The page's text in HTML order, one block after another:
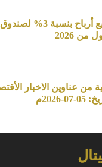
الأول كابيتال تعلن توزيع
2026
من عناوين الاخبار